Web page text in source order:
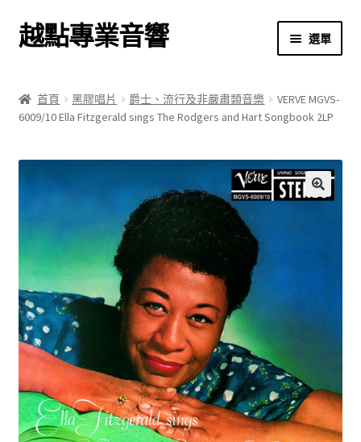
跳
至
覽
列
跳
至
要
內
越點專業音響 選單
商店
關於我們
購物車
首頁 黑膠唱片 爵士、流行及非嚴肅類音樂
VERVE MGVS-
6009/10 Ella Fitzgerald sings The Rodgers and Hart Songbook 2LP
🔍